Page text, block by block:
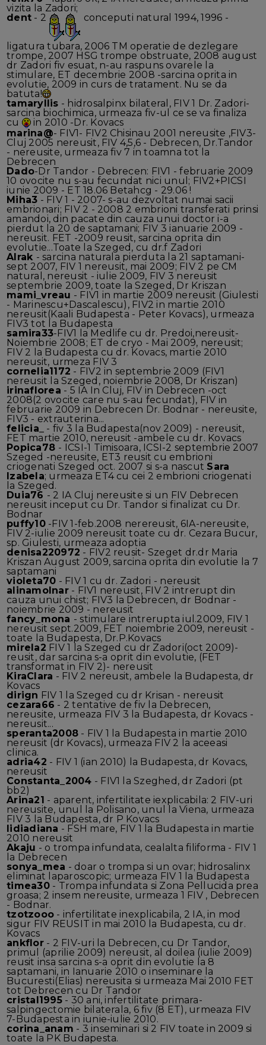
vizita la Zadori;
dent - 2 conceputi natural 1994, 1996 -
ligatura tubara, 2006 TM operatie de dezlegare
trompe, 2007 HSG trompe obstruate, 2008 august
dr Zadori fiv esuat, n-au raspuns ovarele la
stimulare, ET decembrie 2008 -sarcina oprita in
evolutie, 2009 in curs de tratament. Nu se da
batuta!
tamaryllis - hidrosalpinx bilateral, FIV 1 Dr. Zadori-
sarcina biochimica, urmeaza fiv-ul ce se va finaliza
cu
in 2010 -Dr. Kovacs
marina@- FIV1- FIV2 Chisinau 2001 nereusite ,FIV3-
Cluj 2005 nereusit, FIV 4,5,6 - Debrecen, Dr.Tandor
- nereusite, urmeaza fiv 7 in toamna tot la
Debrecen
Dado-Dr Tandor - Debrecen: FIV1 - februarie 2009
10 ovocite nu s-au fecundat nici unul; FIV2+PICSI
iunie 2009 - ET 18.06 Betahcg - 29.06 !
Miha3 - FIV 1 - 2007- s-au dezvoltat numai sacii
embrionari; FIV 2 - 2008 2 embrioni transferati prinsi
amandoi, din pacate din cauza unui doctor i-a
pierdut la 20 de saptamani; FIV 3 ianuarie 2009 -
nereusit. FET -2009 reusit, sarcina oprita din
evolutie...Toate la Szeged, cu dr.f Zadori
Alrak - sarcina naturala pierduta la 21 saptamani-
sept 2007, FIV 1 nereusit, mai 2009; FIV 2 pe CM
natural, nereusit - iulie 2009, FIV 3 nereusit
septembrie 2009, toate la Szeged, Dr Kriszan
mami_vreau - FIV1 in martie 2009 nereusit (Giulesti
- Marinescu+Dascalescu), FIV2 in martie 2010
nereusit(Kaali Budapesta - Peter Kovacs), urmeaza
FIV3 tot la Budapesta
samira33-FIV1 la Medlife cu dr. Predoi,nereusit-
Noiembrie 2008; ET de cryo - Mai 2009, nereusit;
FIV 2 la Budapesta cu dr. Kovacs, martie 2010
nereusit, urmeza FIV 3
cornelia1172 - FIV2 in septembrie 2009 (FIV1
nereusit la Szeged, noiembrie 2008, Dr Kriszan)
irinaflorea - 5 IA In Cluj, FIV in Debrecen -oct
2008(2 ovocite care nu s-au fecundat), FIV in
februarie 2009 in Debrecen Dr. Bodnar - nereusite,
FIV3 - extrauterina...
felicia_
- fiv 3 la Budapesta(nov 2009) - nereusit,
FET martie 2010, nereusit -ambele cu dr. Kovacs
Popica78 - ICSI-1 Timisoara, ICSI-2 septembrie 2007
Szeged -nereusite, ET3 reusit cu embrioni
criogenati Szeged oct. 2007 si s-a nascut Sara
Izabela; urmeaza ET4 cu cei 2 embrioni criogenati
la Szeged.
Duia76 - 2 IA Cluj nereusite si un FIV Debrecen
nereusit inceput cu Dr. Tandor si finalizat cu Dr.
Bodnar
puffy10-FIV 1-feb.2008 nerereusit, 6IA-nereusite,
FIV 2-iulie 2009 nereusit toate cu dr. Cezara Bucur,
sp. Giulesti, urmeaza adoptia
denisa220972 - FIV2 reusit- Szeget dr.dr Maria
Kriszan August 2009, sarcina oprita din evolutie la 7
saptamani
violeta70 - FIV 1 cu dr. Zadori - nereusit
alinamolnar- FIV1 nereusit, FIV 2 intrerupt din
cauza unui chist; FIV3 la Debrecen, dr Bodnar -
noiembrie 2009 - nereusit
fancy_mona - stimulare intrerupta iul.2009, FIV 1
nereusit sept.2009, FET noiembrie 2009, nereusit -
toate la Budapesta, Dr.P.Kovacs
mirela2 FIV 1 la Szeged cu dr Zadori(oct 2009)-
reusit, dar sarcina s-a oprit din evolutie, (FET
transformat in FIV 2)- nereusit
KiraClara - FIV 2 nereusit, ambele la Budapesta, dr
Kovacs
dirign FIV 1 la Szeged cu dr Krisan - nereusit
cezara66 - 2 tentative de fiv la Debrecen,
nereusite, urmeaza FIV 3 la Budapesta, dr Kovacs -
nereusit...
speranta2008 - FIV 1 la Budapesta in martie 2010
nereusit (dr Kovacs), urmeaza FIV 2 la aceeasi
clinica.
adria42 - FIV 1 (ian 2010) la Budapesta, dr Kovacs,
nereusit
Constanta_2004 - FIV1 la Szeghed, dr Zadori (pt
bb2)
Arina21 - aparent, infertilitate iexplicabila: 2 FIV-uri
nereusite, unul la Polisano, unul la Viena, urmeaza
FIV 3 la Budapesta, dr P Kovacs
lidiadiana - FSH mare, FIV 1 la Budapesta in martie
2010 nereusit
Akaju - o trompa infundata, cealalta filiforma - FIV 1
la Debrecen
sonya_mea - doar o trompa si un ovar; hidrosalinx
eliminat laparoscopic; urmeaza FIV 1 la Budapesta
timea30- Trompa infundata si Zona Pellucida prea
groasa; 2 insem nereusite, urmeaza 1 FIV , Debrecen
- Bodnar.
tzotzooo - infertilitate inexplicabila, 2 IA, in mod
sigur FIV REUSIT in mai 2010 la Budapesta, cu dr.
Kovacs
ankflor- 2 FIV-uri la Debrecen, cu Dr Tandor,
primul (aprilie 2009) nereusit, al doilea (iulie 2009)
reusit insa sarcina s-a oprit din evolutie la 8
saptamani, in Ianuarie 2010 o inseminare la
Bucuresti(Elias) nereusita si urmeaza Mai 2010 FET
tot Debrecen cu Dr Tandor
cristal1995- 30 ani, infertilitate primara-
salpingectomie bilaterala, 6 fiv (8 ET), urmeaza FIV
7-Budapesta in iunie-iulie 2010.
corina_anam - 3 inseminari si 2 FIV toate in 2009 si
toate la PK Budapesta.